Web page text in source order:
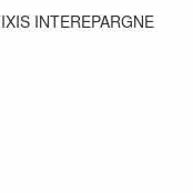
INTEREPARGNE